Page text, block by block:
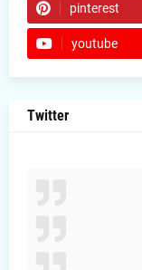
pinterest
youtube
Twitter